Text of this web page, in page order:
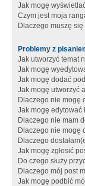
Jak mogę
Czym jest moja
Dlaczego muszę
Problemy z
Jak utworzyć temat
Jak mogę
Jak mogę dodać
Jak mogę utworzyć
Dlaczego nie mogę
Jak mogę edytować
Dlaczego nie mam
Dlaczego nie mogę
Dlaczego
Jak mogę zgłosić
Do czego służy
Dlaczego mój post
Jak mogę podbić